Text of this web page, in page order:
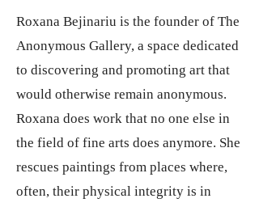
Roxana Bejinariu is the founder of The
Anonymous Gallery, a space dedicated
to discovering and promoting art that
would otherwise remain anonymous.
Roxana does work that no one else in
the field of fine arts does anymore. She
rescues paintings from places where,
often, their physical integrity is in